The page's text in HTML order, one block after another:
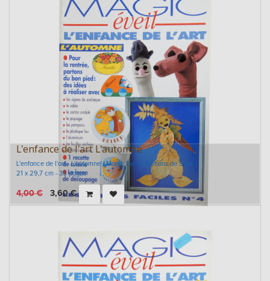
L'enfance de l'art L'automne
L'enfance de l'art - L'automne - Magic Eveil - Editions de Saxe
21 x 29,7 cm - 35 pages
4,00€ 3,60€